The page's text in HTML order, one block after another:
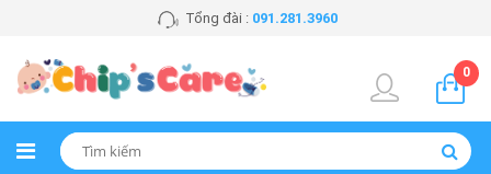
Tổng đài : 091.281.3960
0